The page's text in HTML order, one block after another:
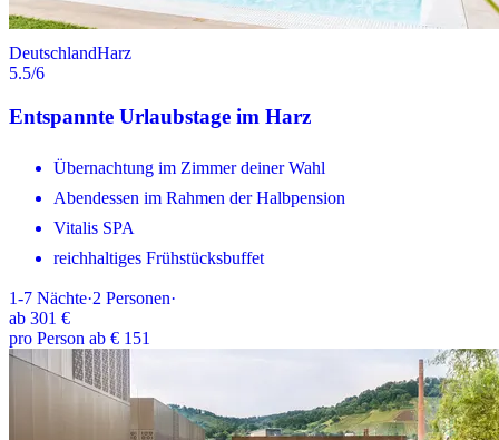
DeutschlandHarz
5.5/6
Entspannte Urlaubstage im Harz
Übernachtung im Zimmer deiner Wahl
Abendessen im Rahmen der Halbpension
Vitalis SPA
reichhaltiges Frühstücksbuffet
1-7 Nächte·2 Personen·
ab 301 €
pro Person ab € 151